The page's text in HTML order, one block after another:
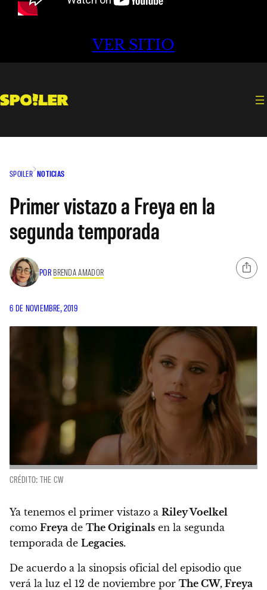
VER SITIO
SPOILER NOTICIAS
Primer vistazo a Freya en la
segunda temporada
POR BRENDA AMADOR
6 DE NOVIEMBRE, 2019
CRÉDITO: THE CW
Ya tenemos el primer vistazo a Riley Voelkel
como Freya de The Originals en la segunda
temporada de Legacies.
De acuerdo a la sinopsis oficial del episodio que
verá la luz el 12 de noviembre por The CW, Freya